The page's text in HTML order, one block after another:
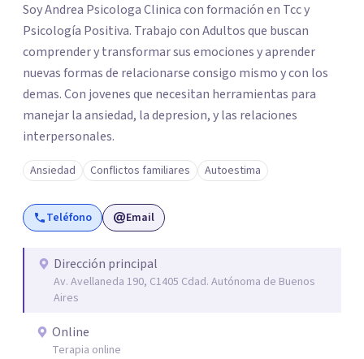
Soy Andrea Psicologa Clinica con formación en Tcc y
Psicología Positiva. Trabajo con Adultos que buscan
comprender y transformar sus emociones y aprender
nuevas formas de relacionarse consigo mismo y con los
demas. Con jovenes que necesitan herramientas para
manejar la ansiedad, la depresion, y las relaciones
interpersonales.
Ansiedad Conflictos familiares Autoestima
Teléfono Email
Dirección principal
Av. Avellaneda 190, C1405 Cdad. Autónoma de Buenos
Aires
Online
Terapia online